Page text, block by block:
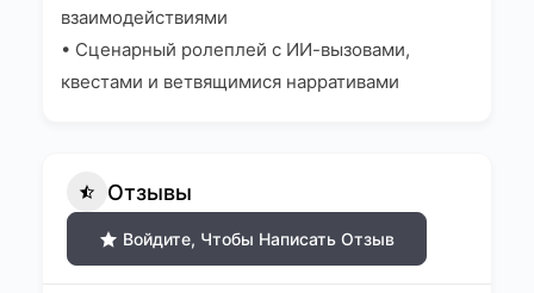
взаимодействиями
• Сценарный ролеплей с ИИ-вызовами,
квестами и ветвящимися нарративами
Отзывы
Войдите, Чтобы Написать Отзыв